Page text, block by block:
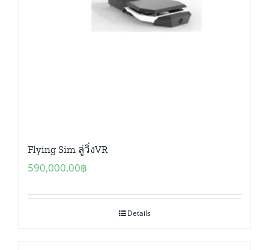
Flying Sim ลู่วิ่งVR
590,000.00฿
Details